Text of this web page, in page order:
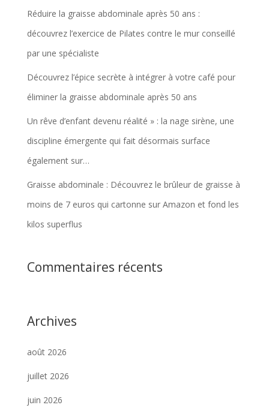
Réduire la graisse abdominale après 50 ans :
découvrez l’exercice de Pilates contre le mur conseillé
par une spécialiste
Découvrez l’épice secrète à intégrer à votre café pour
éliminer la graisse abdominale après 50 ans
Un rêve d’enfant devenu réalité » : la nage sirène, une
discipline émergente qui fait désormais surface
également sur…
Graisse abdominale : Découvrez le brûleur de graisse à
moins de 7 euros qui cartonne sur Amazon et fond les
kilos superflus
Commentaires récents
Archives
août 2026
juillet 2026
juin 2026